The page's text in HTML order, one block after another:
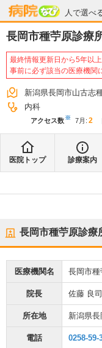
人で選べ
病院なび
長岡市種苧原診療
最終情報更新日から5年以
事前に必ず該当の医療機関
新潟県長岡市山古志
内科
アクセス数※ 7月 : 2
医院トップ 診療案内
長岡市種苧原診療
医療機関名 長岡市
院長 佐藤 良司
所在地 新潟県
電話 0258-59-